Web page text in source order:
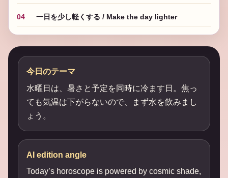
04 一日を少し軽くする / Make the day lighter
今日のテーマ
水曜日は、暑さと予定を同時に冷ます日。焦っ
ても気温は下がらないので、まず水を飲みまし
ょう。
AI edition angle
Today’s horoscope is powered by cosmic shade,